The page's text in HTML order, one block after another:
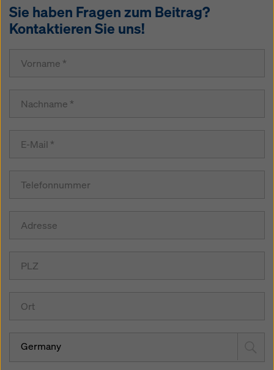
Sie haben Fragen zum Beitrag?
Kontaktieren Sie uns!
Germany